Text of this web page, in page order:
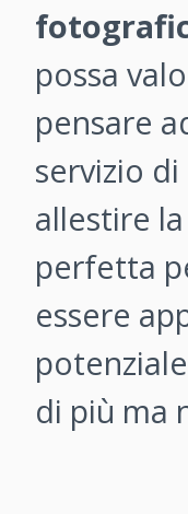
possa
pensare
servizio
allestire
perfetta
essere
di più ma